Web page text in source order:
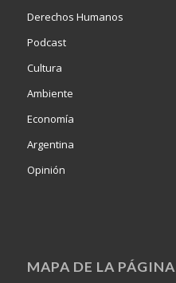
Derechos Humanos
Podcast
Cultura
Ambiente
Economía
Argentina
Opinión
MAPA DE LA PÁGINA